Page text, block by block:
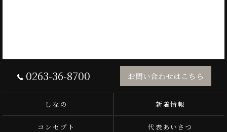
0263-36-8700 お問い合わせはこちら
しなの 新着情報
コンセプト 代表あいさつ